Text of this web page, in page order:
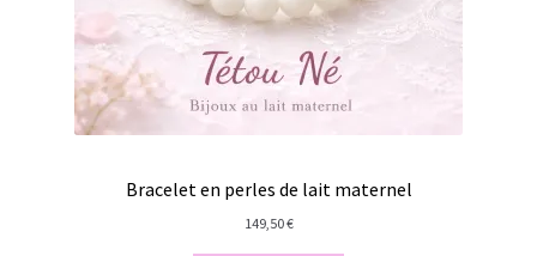
Bracelet en perles de lait maternel
149,50€